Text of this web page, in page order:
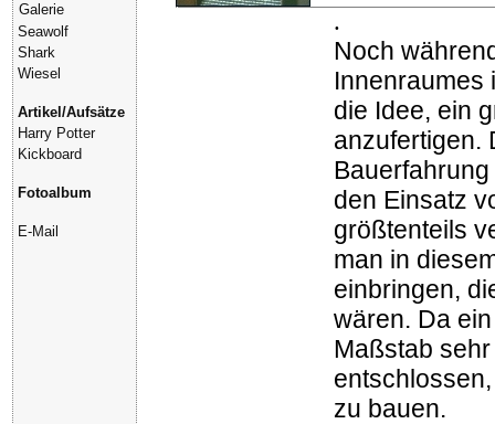
Galerie
Seawolf
Shark
Wiesel
Artikel/Aufsätze
Harry Potter
Kickboard
Fotoalbum
E-Mail
.
Noch
Innenraumes
die Idee, ein
anzufertigen.
den Einsatz
größtenteils
man in
einbringen,
wären. Da
Maßstab
zu bauen.